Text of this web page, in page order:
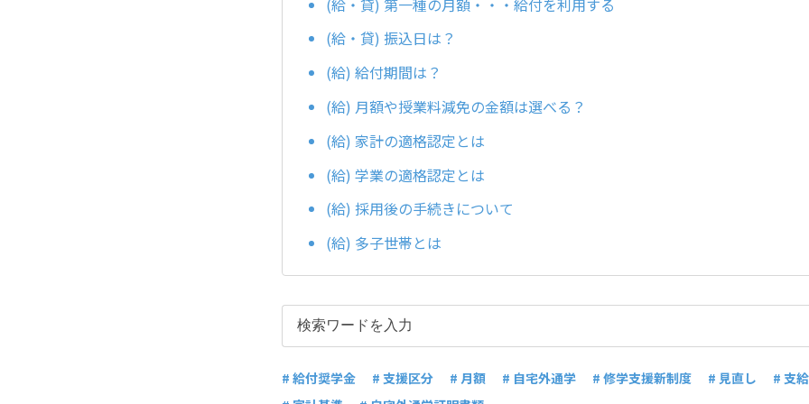
(給・貸) 振込日は？
(給) 給付期間は？
(給) 月額や授業料減免の金額は選べる？
(給) 家計の適格認定とは
(給) 学業の適格認定とは
(給) 採用後の手続きについて
(給) 多子世帯とは
# 給付奨学金 # 支援区分 # 月額 # 自宅外通学 # 修学支援新制度 # 見直し # 支